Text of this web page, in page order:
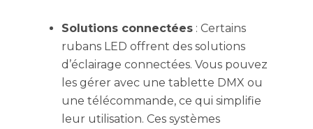
Solutions connectées: Certains
rubans LED offrent des solutions
d’éclairage connectées. Vous pouvez
les gérer avec une tablette DMX ou
une télécommande, ce qui simplifie
leur utilisation. Ces systèmes